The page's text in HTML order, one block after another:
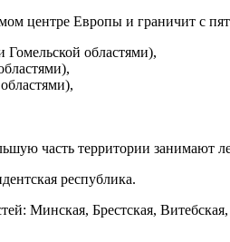
центре Европы и граничит с
областями),
часть территории занимают
республика.
Минская, Брестская,